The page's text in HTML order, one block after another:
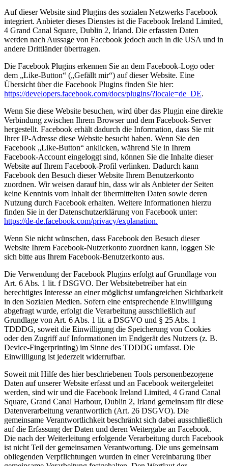
Auf dieser Website sind Plugins des sozialen Netzwerks Facebook
integriert. Anbieter dieses Dienstes ist die Facebook Ireland Limited,
4 Grand Canal Square, Dublin 2, Irland. Die erfassten Daten
werden nach Aussage von Facebook jedoch auch in die USA und in
andere Drittländer übertragen.
Die Facebook Plugins erkennen Sie an dem Facebook-Logo oder
dem „Like-Button“ („Gefällt mir“) auf dieser Website. Eine
Übersicht über die Facebook Plugins finden Sie hier:
https://developers.facebook.com/docs/plugins/?locale=de_DE.
Wenn Sie diese Website besuchen, wird über das Plugin eine direkte
Verbindung zwischen Ihrem Browser und dem Facebook-Server
hergestellt. Facebook erhält dadurch die Information, dass Sie mit
Ihrer IP-Adresse diese Website besucht haben. Wenn Sie den
Facebook „Like-Button“ anklicken, während Sie in Ihrem
Facebook-Account eingeloggt sind, können Sie die Inhalte dieser
Website auf Ihrem Facebook-Profil verlinken. Dadurch kann
Facebook den Besuch dieser Website Ihrem Benutzerkonto
zuordnen. Wir weisen darauf hin, dass wir als Anbieter der Seiten
keine Kenntnis vom Inhalt der übermittelten Daten sowie deren
Nutzung durch Facebook erhalten. Weitere Informationen hierzu
finden Sie in der Datenschutzerklärung von Facebook unter:
https://de-de.facebook.com/privacy/explanation.
Wenn Sie nicht wünschen, dass Facebook den Besuch dieser
Website Ihrem Facebook-Nutzerkonto zuordnen kann, loggen Sie
sich bitte aus Ihrem Facebook-Benutzerkonto aus.
Die Verwendung der Facebook Plugins erfolgt auf Grundlage von
Art. 6 Abs. 1 lit. f DSGVO. Der Websitebetreiber hat ein
berechtigtes Interesse an einer möglichst umfangreichen Sichtbarkeit
in den Sozialen Medien. Sofern eine entsprechende Einwilligung
abgefragt wurde, erfolgt die Verarbeitung ausschließlich auf
Grundlage von Art. 6 Abs. 1 lit. a DSGVO und § 25 Abs. 1
TDDDG, soweit die Einwilligung die Speicherung von Cookies
oder den Zugriff auf Informationen im Endgerät des Nutzers (z. B.
Device-Fingerprinting) im Sinne des TDDDG umfasst. Die
Einwilligung ist jederzeit widerrufbar.
Soweit mit Hilfe des hier beschriebenen Tools personenbezogene
Daten auf unserer Website erfasst und an Facebook weitergeleitet
werden, sind wir und die Facebook Ireland Limited, 4 Grand Canal
Square, Grand Canal Harbour, Dublin 2, Irland gemeinsam für diese
Datenverarbeitung verantwortlich (Art. 26 DSGVO). Die
gemeinsame Verantwortlichkeit beschränkt sich dabei ausschließlich
auf die Erfassung der Daten und deren Weitergabe an Facebook.
Die nach der Weiterleitung erfolgende Verarbeitung durch Facebook
ist nicht Teil der gemeinsamen Verantwortung. Die uns gemeinsam
obliegenden Verpflichtungen wurden in einer Vereinbarung über